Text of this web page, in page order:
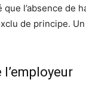
l’absence de
de principe.